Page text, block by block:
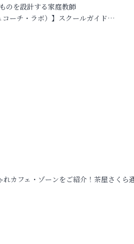
のを設計する家庭教師
ーチ・ラボ）】スクールガイド…
カフェ・ゾーンをご紹介！茶屋さくら